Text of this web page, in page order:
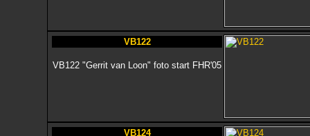
VB122
VB122 "Gerrit van Loon" foto start FHR'05
VB124